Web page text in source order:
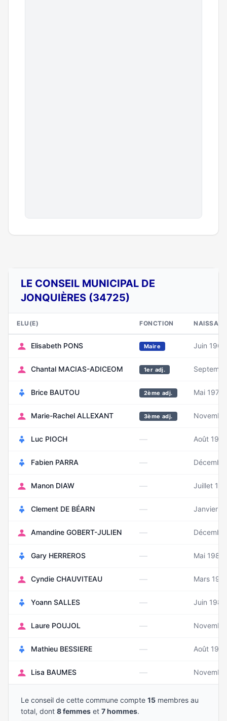
LE CONSEIL MUNICIPAL DE
JONQUIÈRES (34725)
ELU(E) FONCTION
Elisabeth PONS Maire Juin 1969
Chantal MACIAS-ADICEOM 1er adj.
Brice BAUTOU 2ème adj. Mai 1970
Marie-Rachel ALLEXANT 3ème adj.
Luc PIOCH — Août
Fabien PARRA —
Manon DIAW — Juillet
Clement DE BÉARN — Janvier
Amandine GOBERT-JULIEN —
Gary HERREROS — Mai 1984
Cyndie CHAUVITEAU — Mars
Yoann SALLES — Juin 1985
Laure POUJOL —
Mathieu BESSIERE — Août 1987
Lisa BAUMES —
Le conseil de cette commune compte 15 membres au
total, dont 8 femmes et 7 hommes.